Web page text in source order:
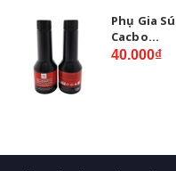
Phụ Gia
Cacbo...
40.000₫